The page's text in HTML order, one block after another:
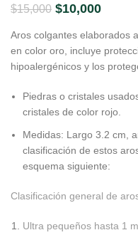
$15,000 El
original
era:
$15,000.
$10,000El
actual
es:
Aros colgantes elaborados
en color oro, incluye
hipoalergénicos y los
Piedras o cristales
cristales de color rojo.
Medidas: Largo 3.2 cm,
clasificación de estos
esquema siguiente:
Clasificación general de
Ultra pequeños hasta 1